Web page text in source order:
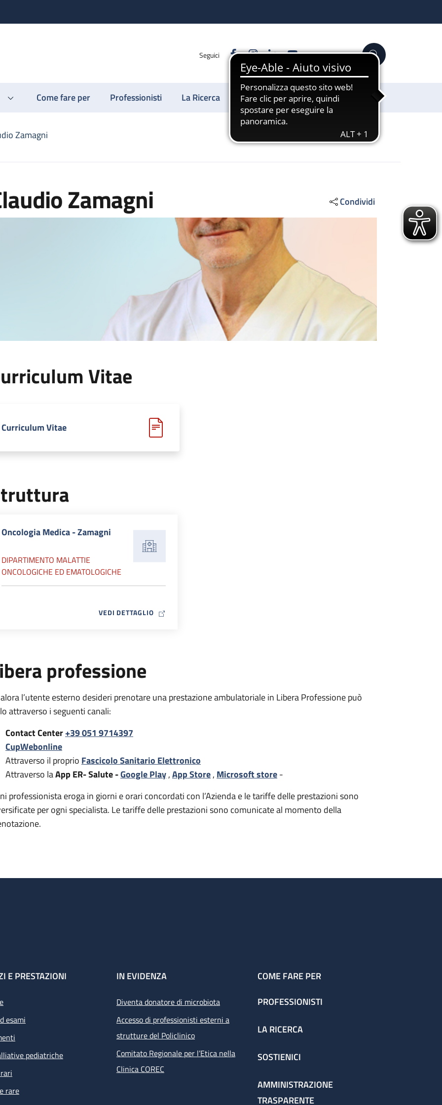
Seguici FacebookInstagram
LinkedinYouTube Cerca
Come fare per Professionisti La Ricerca Sostienici
Zamagni
Zamagni Condividi
Vitae
Curriculum Vitae
Oncologia Medica - Zamagni
DIPARTIMENTO MALATTIE
ONCOLOGICHE ED EMATOLOGICHE
VEDI DETTAGLIOMAP ICON
professione
l’utente esterno desideri prenotare una prestazione ambulatoriale in Libera Professione può
attraverso i seguenti canali:
Contact Center+39 051 9714397
CupWebonline
Attraverso il proprio Fascicolo Sanitario Elettronico
Attraverso laApp ER- Salute -Google Play,App Store, Microsoft store-
professionista eroga in giorni e orari concordati con l’Azienda e le tariffe delle prestazioni sono
per ogni specialista. Le tariffe delle prestazioni sono comunicate al momento della
E PRESTAZIONI
esami
pediatriche
rare
IN EVIDENZA
Diventa donatore di microbiota
Accesso di professionisti esterni a
strutture del Policlinico
Comitato Regionale per l’Etica nella
Clinica COREC
COME FARE PER
PROFESSIONISTI
LA RICERCA
SOSTIENICI
AMMINISTRAZIONE
TRASPARENTE